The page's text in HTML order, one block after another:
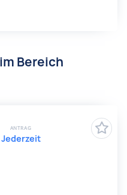
Bereich
ANTRAG
Jederzeit